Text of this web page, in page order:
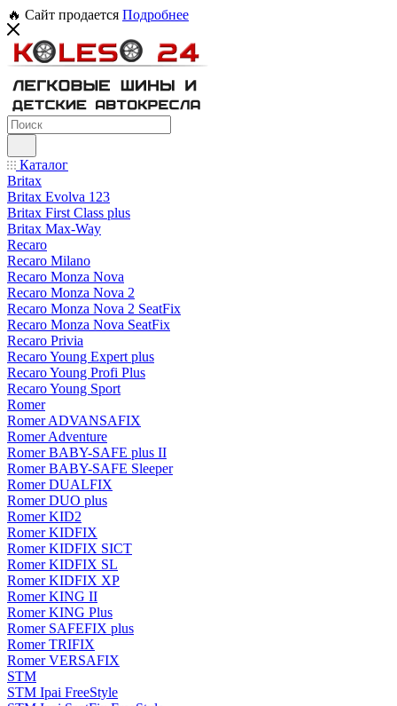
🔥 Сайт продается Подробнее
Каталог
Britax
Britax Evolva 123
Britax First Class plus
Britax Max-Way
Recaro
Recaro Milano
Recaro Monza Nova
Recaro Monza Nova 2
Recaro Monza Nova 2 SeatFix
Recaro Monza Nova SeatFix
Recaro Privia
Recaro Young Expert plus
Recaro Young Profi Plus
Recaro Young Sport
Romer
Romer ADVANSAFIX
Romer Adventure
Romer BABY-SAFE plus II
Romer BABY-SAFE Sleeper
Romer DUALFIX
Romer DUO plus
Romer KID2
Romer KIDFIX
Romer KIDFIX SICT
Romer KIDFIX SL
Romer KIDFIX XP
Romer KING II
Romer KING Plus
Romer SAFEFIX plus
Romer TRIFIX
Romer VERSAFIX
STM
STM Ipai FreeStyle